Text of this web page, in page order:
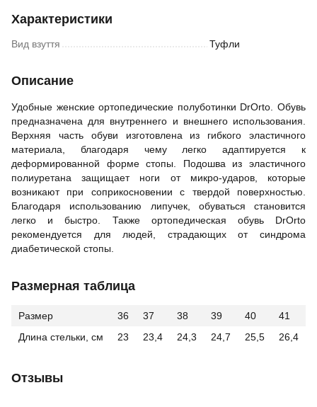
Характеристики
Вид взуття Туфли
Описание
Удобные женские ортопедические полуботинки DrOrto. Обувь
предназначена для внутреннего и внешнего использования.
Верхняя часть обуви изготовлена из гибкого эластичного
материала, благодаря чему легко адаптируется к
деформированной форме стопы. Подошва из эластичного
полиуретана защищает ноги от микро-ударов, которые
возникают при соприкосновении с твердой поверхностью.
Благодаря использованию липучек, обуваться становится
легко и быстро. Также ортопедическая обувь DrOrto
рекомендуется для людей, страдающих от синдрома
диабетической стопы.
Размерная таблица
Размер 36 37 38 39 40
41
Длина стельки, см
23 23,4 24,3 24,7 25,5 26,4
Отзывы